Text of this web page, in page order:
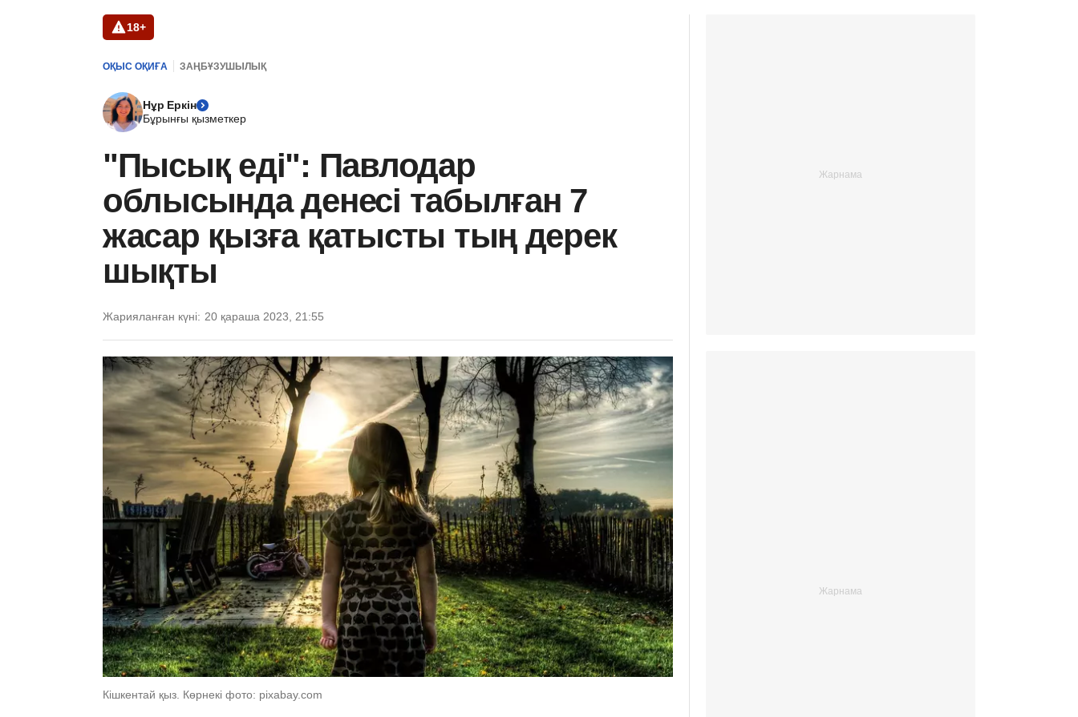
18+
ОҚЫС ОҚИҒА ЗАҢБҰЗУШЫЛЫҚ
Нұр Еркін
Бұрынғы қызметкер
"Пысық еді": Павлодар
облысында денесі табылған 7
жасар қызға қатысты тың дерек
шықты
Жарияланған күні: 20 қараша 2023, 21:55
Кішкентай қыз. Көрнекі фото: pixabay.com